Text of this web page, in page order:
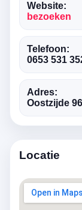
Website:
bezoeken
Telefoon:
0653 531
Adres:
Oostzijde
Locatie